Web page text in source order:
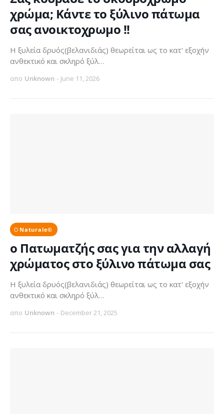
χρώμα; Κάντε το ξύλινο πάτωμα
σας ανοικτοχρωμο !!
Η ξυλεία δρυός(βελανιδιάς) θεωρείται ως το κατ' εξοχήν
ανθεκτικό και σκληρό ξύλ…
απο Unknown - June 11, 2026
Naturale©
ο Πατωματζής σας για την αλλαγή
χρώματος στο ξύλινο πάτωμα σας
Η ξυλεία δρυός(βελανιδιάς) θεωρείται ως το κατ' εξοχήν
ανθεκτικό και σκληρό ξύλ…
απο Unknown - December 21, 2025